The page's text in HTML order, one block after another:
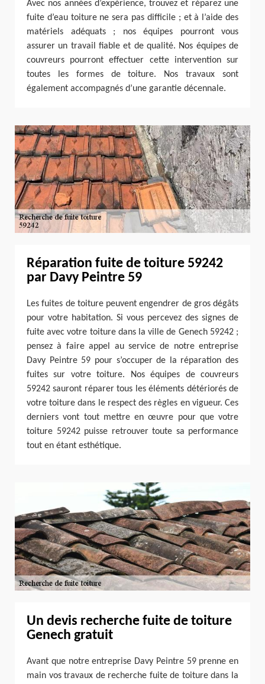
Avec nos années d’expérience, trouvez et réparez une
fuite d’eau toiture ne sera pas difficile ; et à l’aide des
matériels adéquats ; nos équipes pourront vous
assurer un travail fiable et de qualité. Nos équipes de
couvreurs pourront effectuer cette intervention sur
toutes les formes de toiture. Nos travaux sont
également accompagnés d’une garantie décennale.
Réparation fuite de toiture 59242
par Davy Peintre 59
Les fuites de toiture peuvent engendrer de gros dégâts
pour votre habitation. Si vous percevez des signes de
fuite avec votre toiture dans la ville de Genech 59242 ;
pensez à faire appel au service de notre entreprise
Davy Peintre 59 pour s’occuper de la réparation des
fuites sur votre toiture. Nos équipes de couvreurs
59242 sauront réparer tous les éléments détériorés de
votre toiture dans le respect des règles en vigueur. Ces
derniers vont tout mettre en œuvre pour que votre
toiture 59242 puisse retrouver toute sa performance
tout en étant esthétique.
Un devis recherche fuite de toiture
Genech gratuit
Avant que notre entreprise Davy Peintre 59 prenne en
main vos travaux de recherche fuite de toiture dans la